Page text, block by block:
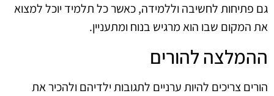
גם פתיחות לחשיבה וללמידה, כאשר כל תלמיד יוכל למצוא
את המקום שבו הוא מרגיש בנוח ומתעניין.
ההמלצה להורים
הורים צריכים להיות ערניים לתגובות ילדיהם ולהכיר את